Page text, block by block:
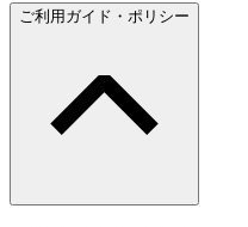
ご利用ガイド・ポリシー